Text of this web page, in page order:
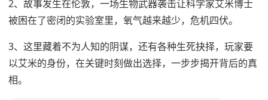
2、故事发生在伦敦，一场生物武器袭击让科学家艾米博士
被困在了密闭的实验室里，氧气越来越少，危机四伏。
3、这里藏着不为人知的阴谋，还有各种生死抉择，玩家要
以艾米的身份，在关键时刻做出选择，一步步揭开背后的真
相。